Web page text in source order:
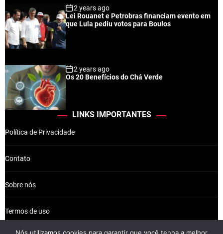
2 years ago
Lei Rouanet e Petrobras financiam evento em
que Lula pediu votos para Boulos
2 years ago
Os 20 Benefícios do Chá Verde
LINKS IMPORTANTES
Política de Privacidade
Contato
Sobre nós
Termos de uso